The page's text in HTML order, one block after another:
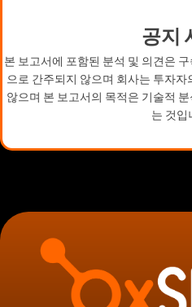
공지
본 보고서에 포함된 분석 및 의견은
으로 간주되지 않으며 회사는 투자
않으며 본 보고서의 목적은 기술적
는 것입